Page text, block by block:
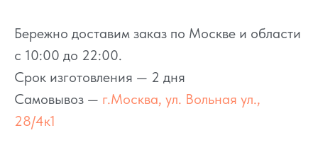
Бережно доставим заказ по Москве и области
с 10:00 до 22:00.
Срок изготовления — 2 дня
Самовывоз — г.Москва, ул. Вольная ул.,
28/4к1